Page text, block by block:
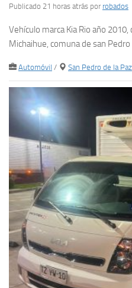
Publicado 21 horas atrás por robados
Vehículo marca Kia Rio año
Michaihue, comuna de san Pedro
Automóvil / San Pedro de la Paz